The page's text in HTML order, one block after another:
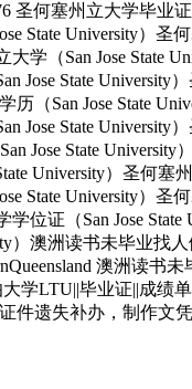
塞州立大学毕业证
State University）
学（San Jose
Jose State
（San Jose State
Jose State
Jose State
University）圣何
State University）
位证（San Jose
）澳洲读书未毕业
澳洲读书
LTU||毕业证||成绩
遗失补办，制作